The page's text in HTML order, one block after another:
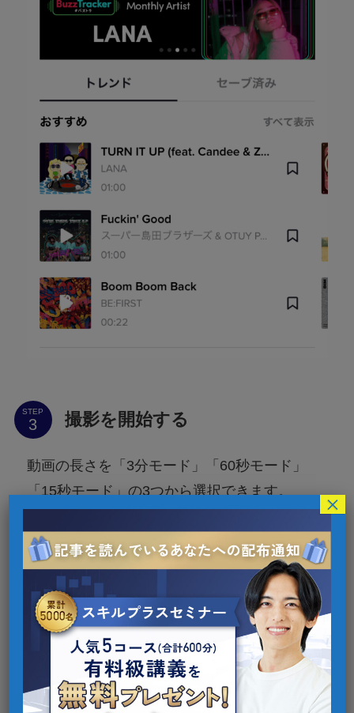
STEP 撮影を開始する
動画の長さを「3分モード」「60秒モード」
「15秒モード」の3つから選択できます。
好みの尺を選び、「赤いボタン」を長押しして
撮影開始。指を離すと停止します。
画質の加工など編集を施したら、赤い「投稿ボ
タン」を押して完了です。
すでに撮った動画がある場合は、
「アップロード」から動画のアッ
×